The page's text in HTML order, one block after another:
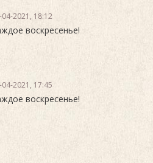
04-2021, 18:12
воскресенье!
2021, 17:45
воскресенье!